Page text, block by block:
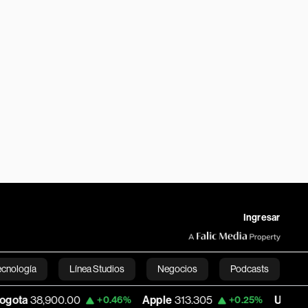
Ingresar
Línea Studios Negocios Podcasts
English
+0.46% Apple 313.305 +0.25% USD COP 3,159.60